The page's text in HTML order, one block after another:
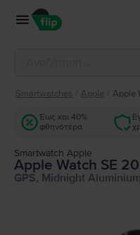
Smartwatches Apple Apple
Έως και 40%
φθηνότερα
Smartwatch Apple
Apple Watch SE
GPS, Midnight